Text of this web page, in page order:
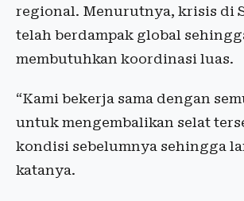
regional. Menurutnya, krisis di
telah berdampak global
membutuhkan koordinasi luas.
“Kami bekerja sama dengan
untuk mengembalikan selat
kondisi sebelumnya sehingga
katanya.